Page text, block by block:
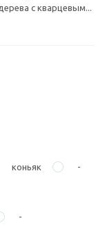
с кварцевым...
коньяк -
-